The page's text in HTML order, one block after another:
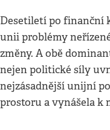
Desetiletí po finanční
unii problémy
změny. A obě
nejen politické síly
nejzásadnější unijní
prostoru a vynášela k